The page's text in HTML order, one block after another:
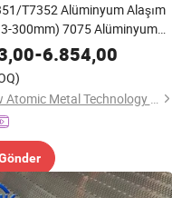
T7352 Alüminyum Alaşım
300mm) 7075 Alüminyum
-6.854,00
Wuxi New Atomic Metal Technology Co., Ltd.